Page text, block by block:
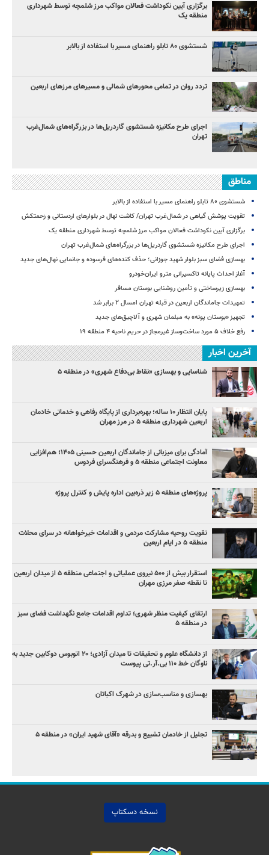
برگزاری آیین نکوداشت فعالان مواکب مرز شلمچه توسط شهرداری
منطقه یک
شستشوی ۸۰ تابلو راهنمای مسیر با استفاده از بالابر
تردد روان در تمامی محورهای شمالی و مسیرهای مرزهای اربعین
اجرای طرح مکانیزه شستشوی گاردریل‌ها در بزرگراه‌های شمال‌غرب
تهران
مناطق
شستشوی ۸۰ تابلو راهنمای مسیر با استفاده از بالابر
تقویت پوشش گیاهی در شمال‌غرب تهران/ کاشت نهال در بلوارهای اردستانی و زحمتکش
برگزاری آیین نکوداشت فعالان مواکب مرز شلمچه توسط شهرداری منطقه یک
اجرای طرح مکانیزه شستشوی گاردریل‌ها در بزرگراه‌های شمال‌غرب تهران
بهسازی فضای سبز بلوار شهید جوزانی؛ حذف کنده‌های فرسوده و جانمایی نهال‌های جدید
آغاز احداث پایانه تاکسیرانی مترو ایران‌خودرو
بهسازی زیرساختی و تأمین روشنایی بوستان مسافر
تمهیدات جاماندگان اربعین در قبله تهران امسال ۲ برابر شد
تجهیز «بوستان پونه» به مبلمان شهری و آلاچیق‌های جدید
رفع خلاف ۵ مورد ساخت‌وساز غیرمجاز در حریم ناحیه ۴ منطقه ۱۹
آخرین اخبار
شناسایی و بهسازی «نقاط بی‌دفاع شهری» در منطقه ۵
پایان انتظار ۱۰ ساله؛ بهره‌برداری از پایگاه رفاهی و خدماتی خادمان
اربعین شهرداری منطقه ۵ در مرز مهران
آمادگی برای میزبانی از جاماندگان اربعین حسینی ۱۴۰۵؛ هم‌افزایی
معاونت اجتماعی منطقه ۵ و فرهنگسرای فردوس
پروژه‌های منطقه ۵ زیر ذره‌بین اداره پایش و کنترل پروژه
تقویت روحیه مشارکت مردمی و اقدامات خیرخواهانه در سرای محلات
منطقه ۵ در ایام اربعین
استقرار بیش از ۵۰۰ نیروی عملیاتی و اجتماعی منطقه ۵ از میدان اربعین
تا نقطه صفر مرزی مهران
ارتقای کیفیت منظر شهری؛ تداوم اقدامات جامع نگهداشت فضای سبز
در منطقه ۵
از دانشگاه علوم و تحقیقات تا میدان آزادی؛ ۲۰ اتوبوس دوکابین جدید به
ناوگان خط ۱۱۰ بی‌.آر.تی پیوست
بهسازی و مناسب‌سازی در شهرک اکباتان
تجلیل از خادمان تشییع و بدرقه «آقای شهید ایران» در منطقه ۵
نسخه دسکتاپ